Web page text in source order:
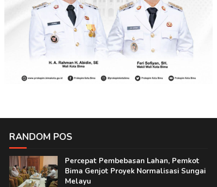
RANDOM POS
Percepat Pembebasan Lahan, Pemkot
Bima Genjot Proyek Normalisasi Sungai
Melayu